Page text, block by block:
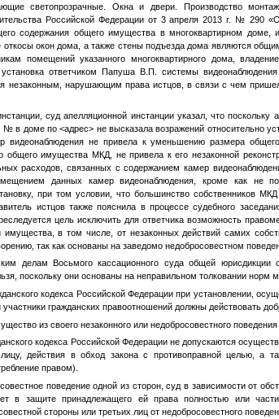
светопрозрачные. Окна и двери. Производство
Российской Федерации от 3 апреля 2013 г. № 290
содержания общего имущества в многоквартирном доме,
откосы окон дома, а также стены подъезда дома являются
помещений указанного многоквартирного дома,
ответчиком Папуша В.П. системы
незаконным, нарушающим права истцов, в связи с чем
суд апелляционной инстанции указал, что поскольку
№ в доме по<адрес> не высказала возражений относительно
видеонаблюдения не привела к уменьшению размера
общего имущества МКД, не привела к его незаконной
расходов, связанных с содержанием камер
данных камер видеонаблюдения, кроме как не
при том условии, что большинство собственников
истцов также пояснила в процессе судебного
цель исключить для ответчика возможность
в том числе, от незаконных действий самих
так как основаны на заведомо недобросовестном
делам Восьмого кассационного суда общей
поскольку они основаны на неправильном толковании норм
кодекса Российской Федерации при установлении,
гражданских правоотношений должны действовать
из своего незаконного или недобросовестного поведения
кодекса Российской Федерации не допускаются
действия в обход закона с противоправной целью, а
правом).
поведение одной из сторон, суд в зависимости от
в защите принадлежащего ей права полностью или
стороны или третьих лиц от недобросовестного